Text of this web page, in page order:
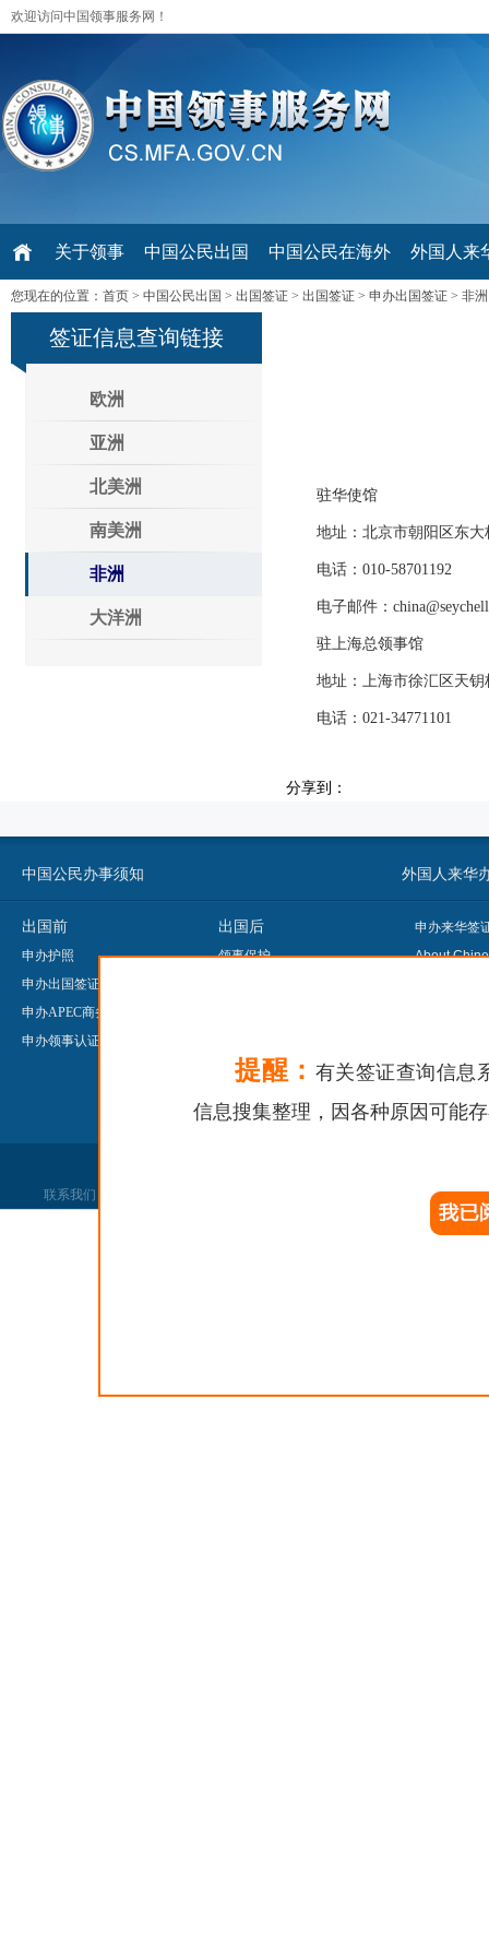
欢迎访问中国领事服务网！
关于领事 中国公民出国 中国公民在海外 外国人来
您现在的位置： 首页 > 中国公民出国 > 出国签证 > 出国签证 > 申办出国签证 > 非洲
签证信息查询链接
欧洲
亚洲
北美洲
南美洲
非洲
大洋洲
驻华使馆
地址：北京市朝阳区东大
电话：010-58701192
电子邮件：
驻上海总领事馆
地址：上海市徐汇区天钥
电话：021-34771101
分享到：
中国公民办事须知 外国人来华
出国前
申办护照
申办出国签证
申办APEC商务旅行卡
申办领事认证
出国后
领事保护
申办婚姻登记
申办来华签
About
联系我们
提醒： 有关签证查询信息
信息搜集整理，因各种原因可能